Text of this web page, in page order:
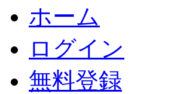
ホーム
ログイン
無料登録